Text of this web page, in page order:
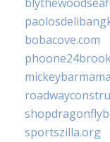
bobacove.com
sportszilla.org